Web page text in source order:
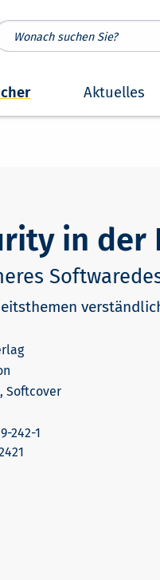
Aktuelles
in der
Softcover
242-1